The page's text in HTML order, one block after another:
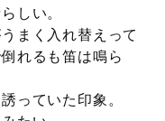
しい。
まく入れ替えって
れるも笛は鳴ら
っていた印象。